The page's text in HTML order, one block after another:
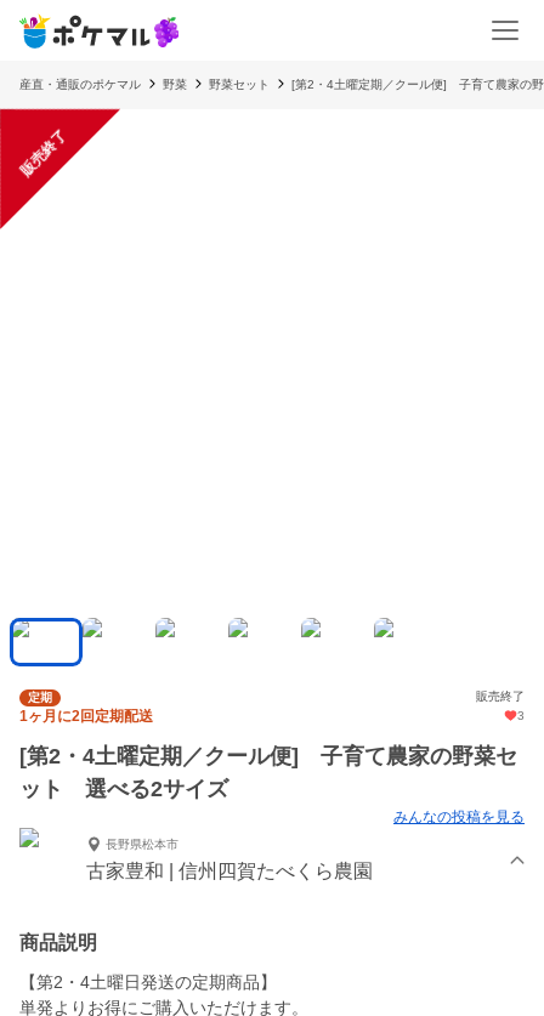
産直・通販のポケマル 野菜 野菜セット [第2・4土曜定期／クール便] 子育て農家の
販売終了
定期 販売終了
1ヶ月に2回定期配送 3
[第2・4土曜定期／クール便] 子育て農家の野菜セ
ット 選べる2サイズ
みんなの投稿を見る
長野県松本市
古家豊和 | 信州四賀たべくら農園
商品説明
【第2・4土曜日発送の定期商品】
単発よりお得にご購入いただけます。